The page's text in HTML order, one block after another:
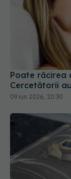
Poate răcirea
Cercetătorii
09 iun 2026, 20:30